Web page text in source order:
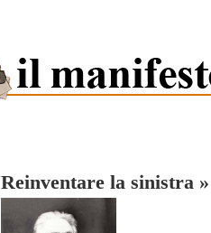
Reinventare la sinistra